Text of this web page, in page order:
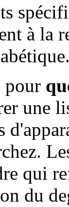
à la
pour
une
qui
du